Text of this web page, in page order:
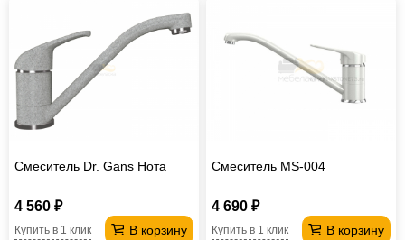
Смеситель Dr. Gans Нота
4 560 ₽
В корзину
Купить в 1 клик
Смеситель MS-004
4 690 ₽
В корзину
Купить в 1 клик